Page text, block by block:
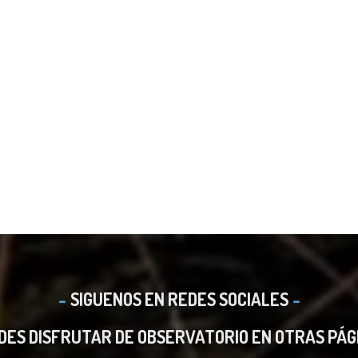
SIGUENOS EN REDES SOCIALES
DISFRUTAR DE OBSERVATORIO EN OTRAS